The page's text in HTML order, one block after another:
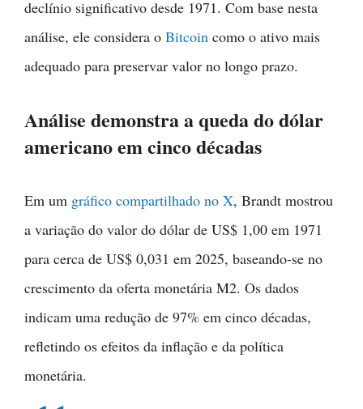
declínio significativo desde 1971. Com base nesta
análise, ele considera o Bitcoin como o ativo mais
adequado para preservar valor no longo prazo.
Análise demonstra a queda do dólar
americano em cinco décadas
Em um gráfico compartilhado no X, Brandt mostrou
a variação do valor do dólar de US$ 1,00 em 1971
para cerca de US$ 0,031 em 2025, baseando-se no
crescimento da oferta monetária M2. Os dados
indicam uma redução de 97% em cinco décadas,
refletindo os efeitos da inflação e da política
monetária.